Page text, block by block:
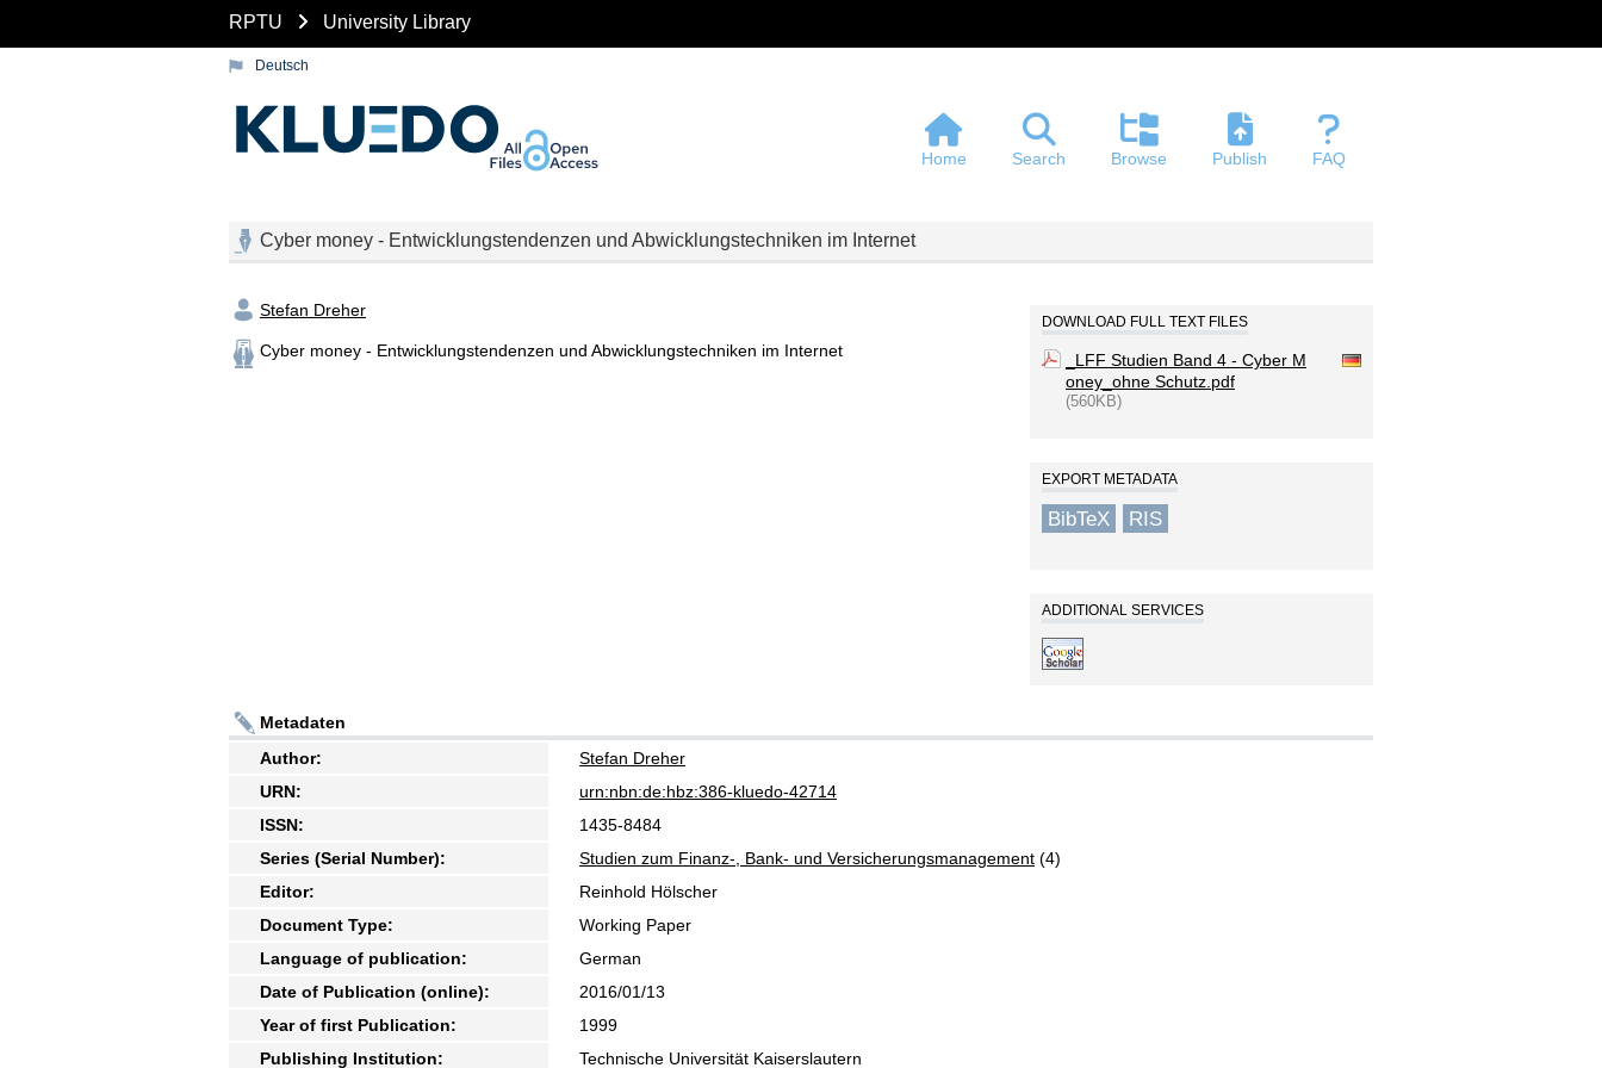
RPTU University Library
Deutsch
Home Search Browse Publish FAQ
Cyber money - Entwicklungstendenzen und Abwicklungstechniken im Internet
Stefan Dreher
Cyber money - Entwicklungstendenzen und Abwicklungstechniken im Internet
DOWNLOAD FULL TEXT FILES
_LFF Studien Band 4 - Cyber M
oney_ohne Schutz.pdf
(560KB)
EXPORT METADATA
BibTeX RIS
ADDITIONAL SERVICES
Metadaten
Author:
Stefan Dreher
URN:
urn:nbn:de:hbz:386-kluedo-42714
ISSN:
1435-8484
Series (Serial Number):
Studien zum Finanz-, Bank- und Versicherungsmanagement (4)
Editor:
Reinhold Hölscher
Document Type:
Working Paper
Language of publication:
German
Date of Publication (online):
2016/01/13
Year of first Publication:
1999
Publishing Institution:
Technische Universität Kaiserslautern